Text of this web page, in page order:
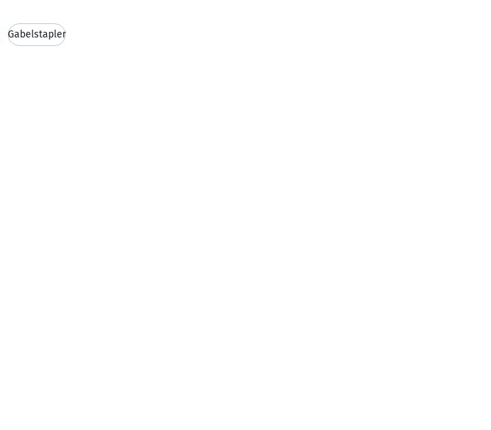
Gabelstapler